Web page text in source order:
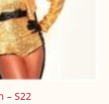
– S22